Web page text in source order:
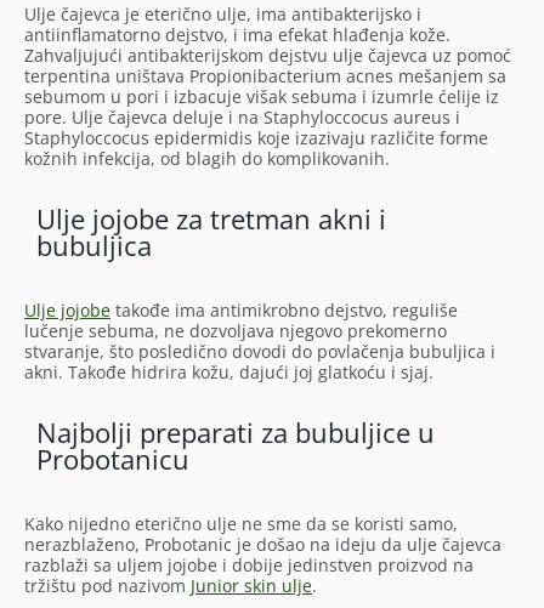
Ulje čajevca je eterično ulje, ima antibakterijsko i
antiinflamatorno dejstvo, i ima efekat hlađenja kože.
Zahvaljujući antibakterijskom dejstvu ulje čajevca uz pomoć
terpentina uništava Propionibacterium acnes mešanjem sa
sebumom u pori i izbacuje višak sebuma i izumrle ćelije iz
pore. Ulje čajevca deluje i na Staphyloccocus aureus i
Staphyloccocus epidermidis koje izazivaju različite forme
kožnih infekcija, od blagih do komplikovanih.
Ulje jojobe za tretman akni i
bubuljica
Ulje jojobetakođe ima antimikrobno dejstvo, reguliše
lučenje sebuma, ne dozvoljava njegovo prekomerno
stvaranje, što posledično dovodi do povlačenja bubuljica i
akni. Takođe hidrira kožu, dajući joj glatkoću i sjaj.
Najbolji preparati za bubuljice u
Probotanicu
Kako nijedno eterično ulje ne sme da se koristi samo,
nerazblaženo, Probotanic je došao na ideju da ulje čajevca
razblaži sa uljem jojobe i dobije jedinstven proizvod na
tržištu pod nazivom Junior skin ulje.